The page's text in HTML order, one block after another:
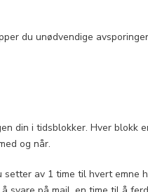
du unødvendige
din i tidsblokker. Hver
og når.
av 1 time til hvert